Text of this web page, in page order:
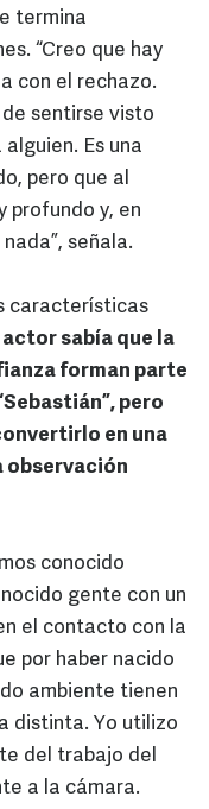
termina
“Creo que hay
con el rechazo.
sentirse visto
Es una
pero que al
profundo y, en
señala.
características
actor sabía que la
forman parte
pero
en una
observación
conocido
gente con un
el contacto con la
por haber nacido
ambiente tienen
distinta. Yo utilizo
del trabajo del
a la cámara.